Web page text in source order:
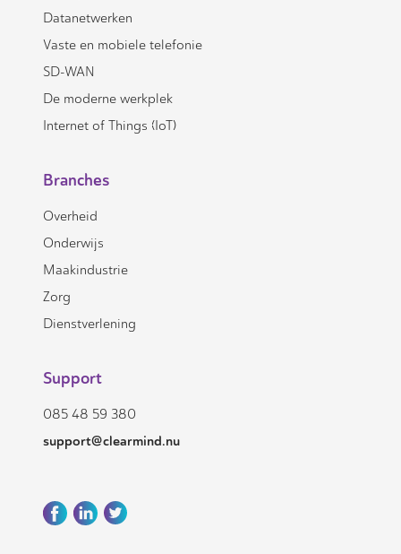
Datanetwerken
Vaste en mobiele telefonie
SD-WAN
De moderne werkplek
Internet of Things (IoT)
Branches
Overheid
Onderwijs
Maakindustrie
Zorg
Dienstverlening
Support
085 48 59 380
support@clearmind.nu